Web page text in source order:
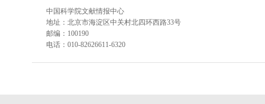
中国科学院文献情报中心
地址：北京市海淀区中关村北四环西路33号
邮编：100190
电话：010-82626611-6320